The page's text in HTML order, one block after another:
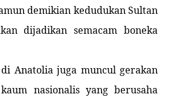
demikian kedudukan Sultan
dijadikan semacam boneka
Anatoliajuga muncul gerakan
nasionalis yang berusaha